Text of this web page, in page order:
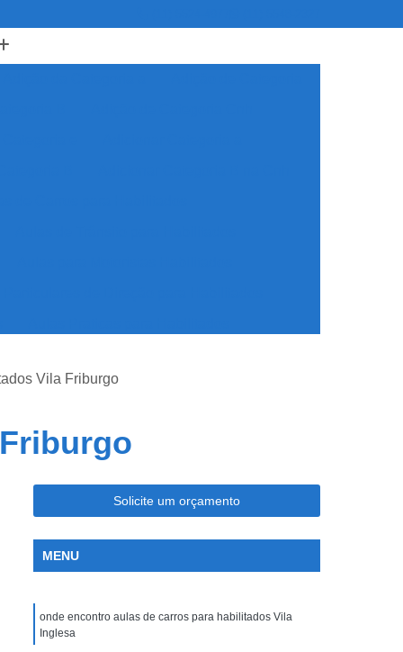
Auto Escola para Cnh Especial
Deficientes
Cnh Especial para Moto
Cassada
Cnh Suspensa Ou Cassada
Reciclagem
Cnh Suspensa Recurso
Cnh Suspensa
Recurso Cnh Suspensa
Habilitação
Vila Friburgo
Solicite um orçamento
MENU
onde encontro aulas de carros para habilitados Vila
Inglesa